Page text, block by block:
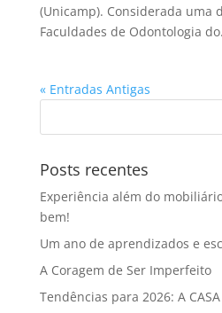
(Unicamp). Considerada uma
Faculdades de Odontologia
« Entradas Antigas
Posts recentes
Experiência além do
bem!
Um ano de aprendizados e
A Coragem de Ser Imperfeito
Tendências para 2026: A CASA